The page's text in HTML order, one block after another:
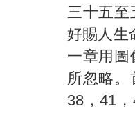
三十五至
好賜人生
一章用圖
所忽略
38，41